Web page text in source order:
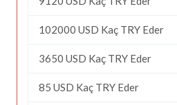
102000 USD Kaç TRY Eder
3650 USD Kaç TRY Eder
85 USD Kaç TRY Eder